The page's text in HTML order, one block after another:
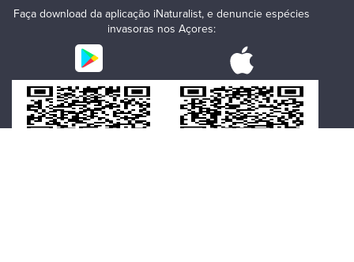
Faça download da aplicação iNaturalist, e denuncie espécies
invasoras nos Açores: